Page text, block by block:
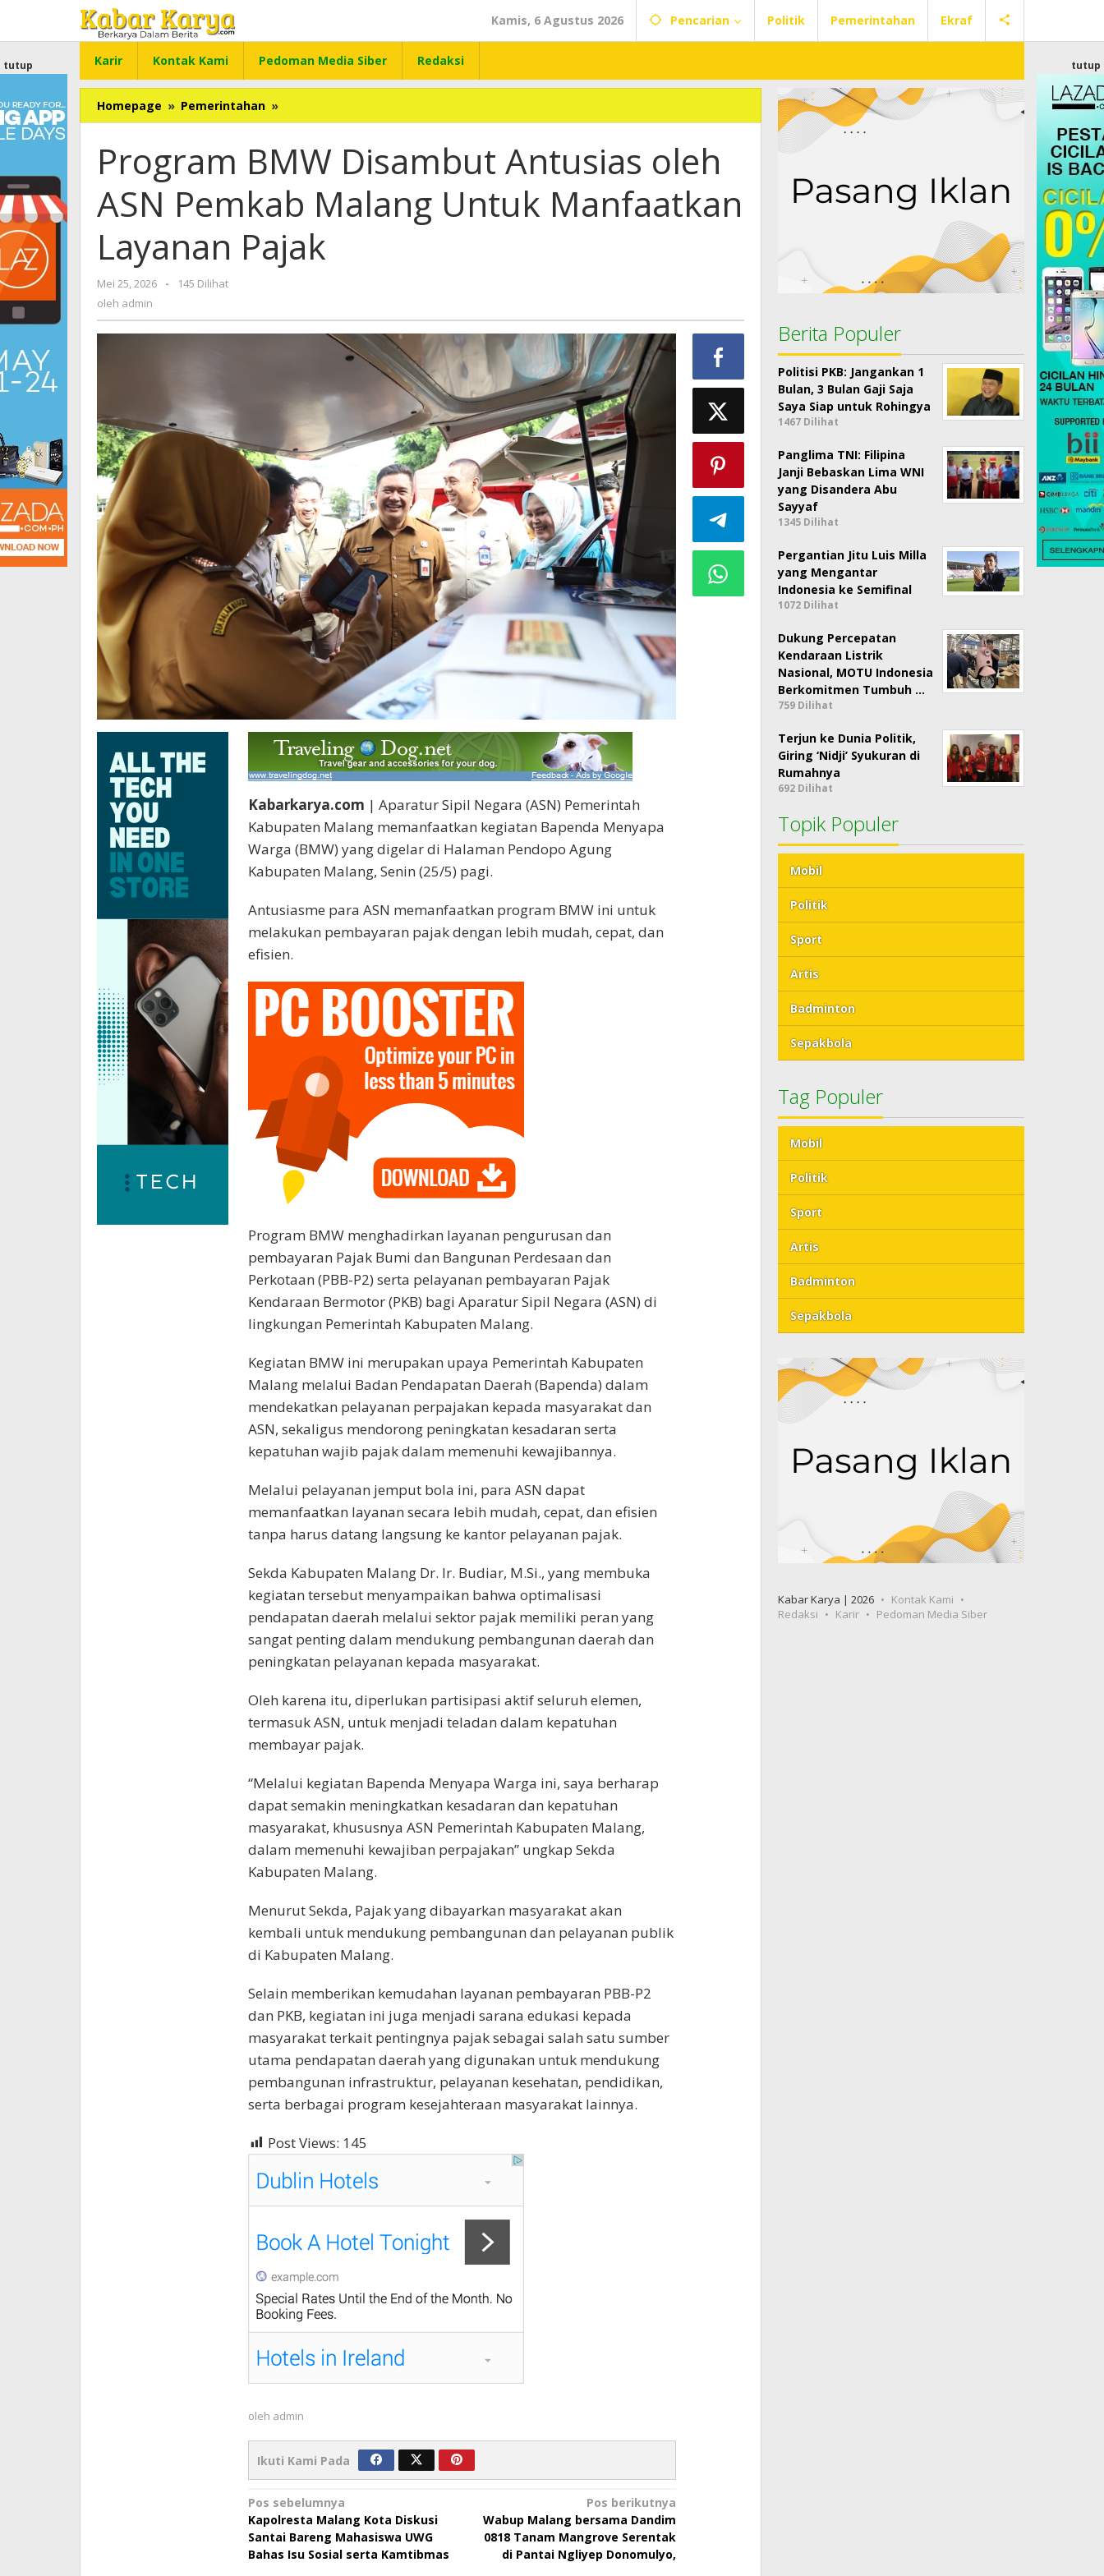
konten
Kamis, 6 Agustus 2026 Pencarian Politik Pemerintahan Ekraf
Karir Kontak Kami Pedoman Media Siber Redaksi
tutup tutup
Homepage » Pemerintahan »
BMW
Antusias
oleh
ASN
Pemkab
Untuk
Manfaatkan
Program BMW Disambut Antusias oleh
ASN Pemkab Malang Untuk Manfaatkan
Layanan Pajak
Mei 25, 2026
oleh
-
145 Dilihat
oleh admin
Kabarkarya.com | Aparatur Sipil Negara (ASN) Pemerintah
Kabupaten Malang memanfaatkan kegiatan Bapenda Menyapa
Warga (BMW) yang digelar di Halaman Pendopo Agung
Kabupaten Malang, Senin (25/5) pagi.
Antusiasme para ASN memanfaatkan program BMW ini untuk
melakukan pembayaran pajak dengan lebih mudah, cepat, dan
efisien.
Program BMW menghadirkan layanan pengurusan dan
pembayaran Pajak Bumi dan Bangunan Perdesaan dan
Perkotaan (PBB-P2) serta pelayanan pembayaran Pajak
Kendaraan Bermotor (PKB) bagi Aparatur Sipil Negara (ASN) di
lingkungan Pemerintah Kabupaten Malang.
Kegiatan BMW ini merupakan upaya Pemerintah Kabupaten
Malang melalui Badan Pendapatan Daerah (Bapenda) dalam
mendekatkan pelayanan perpajakan kepada masyarakat dan
ASN, sekaligus mendorong peningkatan kesadaran serta
kepatuhan wajib pajak dalam memenuhi kewajibannya.
Melalui pelayanan jemput bola ini, para ASN dapat
memanfaatkan layanan secara lebih mudah, cepat, dan efisien
tanpa harus datang langsung ke kantor pelayanan pajak.
Sekda Kabupaten Malang Dr. Ir. Budiar, M.Si., yang membuka
kegiatan tersebut menyampaikan bahwa optimalisasi
pendapatan daerah melalui sektor pajak memiliki peran yang
sangat penting dalam mendukung pembangunan daerah dan
peningkatan pelayanan kepada masyarakat.
Oleh karena itu, diperlukan partisipasi aktif seluruh elemen,
termasuk ASN, untuk menjadi teladan dalam kepatuhan
membayar pajak.
“Melalui kegiatan Bapenda Menyapa Warga ini, saya berharap
dapat semakin meningkatkan kesadaran dan kepatuhan
masyarakat, khususnya ASN Pemerintah Kabupaten Malang,
dalam memenuhi kewajiban perpajakan” ungkap Sekda
Kabupaten Malang.
Menurut Sekda, Pajak yang dibayarkan masyarakat akan
kembali untuk mendukung pembangunan dan pelayanan publik
di Kabupaten Malang.
Selain memberikan kemudahan layanan pembayaran PBB-P2
dan PKB, kegiatan ini juga menjadi sarana edukasi kepada
masyarakat terkait pentingnya pajak sebagai salah satu sumber
utama pendapatan daerah yang digunakan untuk mendukung
pembangunan infrastruktur, pelayanan kesehatan, pendidikan,
serta berbagai program kesejahteraan masyarakat lainnya.
Post Views: 145
oleh admin
Ikuti Kami Pada
Navigasi
pos
Pos sebelumnya
Kapolresta Malang Kota Diskusi
Santai Bareng Mahasiswa UWG
Bahas Isu Sosial serta Kamtibmas
Pos berikutnya
Wabup Malang bersama Dandim
0818 Tanam Mangrove Serentak
di Pantai Ngliyep Donomulyo,
Berita Populer
Politisi PKB: Jangankan 1
Bulan, 3 Bulan Gaji Saja
Saya Siap untuk Rohingya
1467 Dilihat
Panglima TNI: Filipina
Janji Bebaskan Lima WNI
yang Disandera Abu
Sayyaf
1345 Dilihat
Pergantian Jitu Luis Milla
yang Mengantar
Indonesia ke Semifinal
1072 Dilihat
Dukung Percepatan
Kendaraan Listrik
Nasional, MOTU Indonesia
Berkomitmen Tumbuh …
759 Dilihat
Terjun ke Dunia Politik,
Giring ‘Nidji’ Syukuran di
Rumahnya
692 Dilihat
Topik Populer
Mobil
Politik
Sport
Artis
Badminton
Sepakbola
Tag Populer
Mobil
Politik
Sport
Artis
Badminton
Sepakbola
Kabar Karya | 2026
Kontak Kami
Redaksi
Karir Pedoman Media Siber